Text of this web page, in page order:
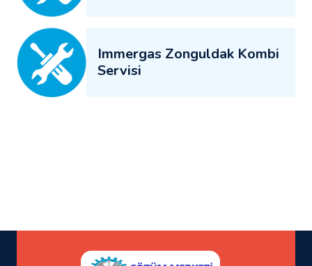
Immergas Zonguldak Kombi
Servisi